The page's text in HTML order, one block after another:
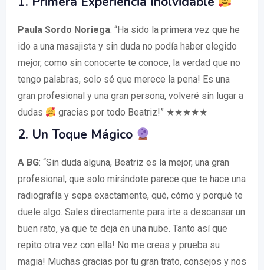
Paula Sordo Noriega: “Ha sido la primera vez que he
ido a una masajista y sin duda no podía haber elegido
mejor, como sin conocerte te conoce, la verdad que no
tengo palabras, solo sé que merece la pena! Es una
gran profesional y una gran persona, volveré sin lugar a
dudas
gracias por todo Beatriz!” ★★★★★
2. Un Toque Mágico
A BG: “Sin duda alguna, Beatriz es la mejor, una gran
profesional, que solo mirándote parece que te hace una
radiografía y sepa exactamente, qué, cómo y porqué te
duele algo. Sales directamente para irte a descansar un
buen rato, ya que te deja en una nube. Tanto así que
repito otra vez con ella! No me creas y prueba su
magia! Muchas gracias por tu gran trato, consejos y nos